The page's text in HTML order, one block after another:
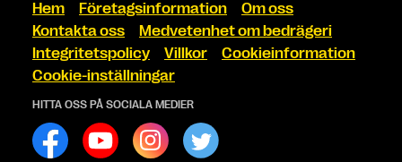
Hem Företagsinformation
Om oss
Kontakta oss
Medvetenhet om bedrägeri
Integritetspolicy
Villkor
Cookieinformation
Cookie-inställningar
HITTA OSS PÅ SOCIALA MEDIER